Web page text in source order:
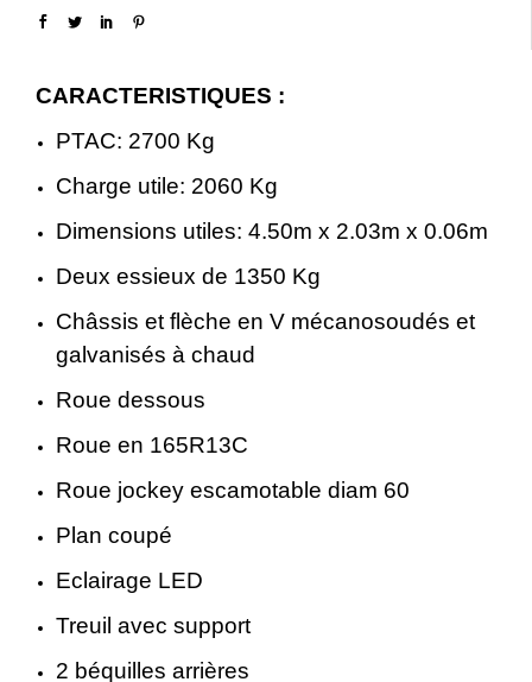
i
t
:
5
,
8
9
.
0
0
:
4
,
9
9
0
.
0
0
.
CARACTERISTIQUES :
PTAC: 2700 Kg
Charge utile: 2060 Kg
Dimensions utiles: 4.50m x 2.03m x 0.06m
Deux essieux de 1350 Kg
Châssis et flèche en V mécanosoudés et
galvanisés à chaud
Roue dessous
Roue en 165R13C
Roue jockey escamotable diam 60
Plan coupé
Eclairage LED
Treuil avec support
2 béquilles arrières